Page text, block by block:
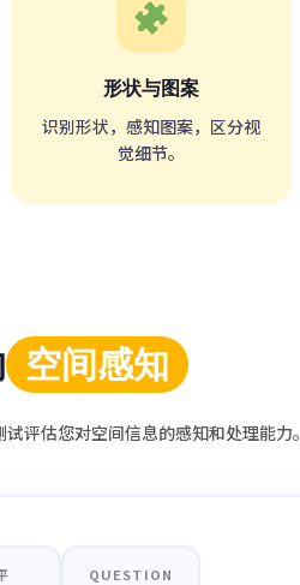
形状与图案
识别形状，感知图案，区分视
觉细节。
空间感知
评估您对空间信息的感知和处理能力。
QUESTION